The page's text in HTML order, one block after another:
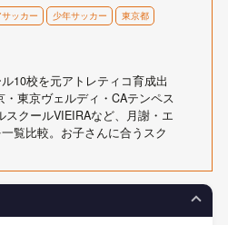
ッカー 少年サッカー
東京都
10校を元アトレティコ育成出
東京ヴェルディ・CAテンペス
スクールVIEIRAなど、月謝・エ
覧比較。お子さんに合うスク